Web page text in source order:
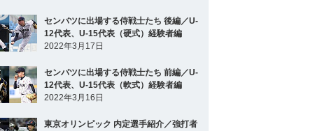
センバツに出場する侍戦士たち 後編／U-
12代表、U-15代表（硬式）経験者編
2022年3月17日
センバツに出場する侍戦士たち 前編／U-
12代表、U-15代表（軟式）経験者編
2022年3月16日
東京オリンピック 内定選手紹介／強打者